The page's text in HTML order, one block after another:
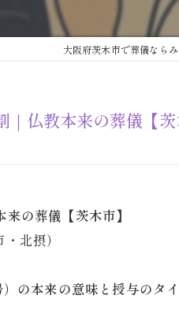
大阪府茨木市で葬儀なら
仏教本来の葬儀【茨
の葬儀【茨木市】
北摂）
の本来の意味と授与のタ